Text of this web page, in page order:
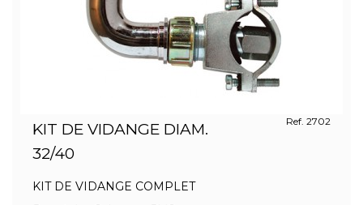
KIT DE VIDANGE DIAM.
32/40
Ref. 2702
KIT DE VIDANGE COMPLET